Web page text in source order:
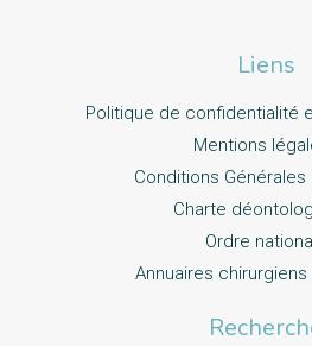
Liens
Politique de confidentialité
Mentions
Conditions Générales
Charte
Ordre
Annuaires